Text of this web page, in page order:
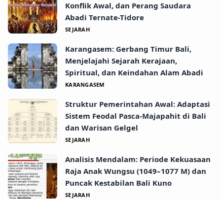
Konflik Awal, dan Perang Saudara
Abadi Ternate-Tidore
SEJARAH
Karangasem: Gerbang Timur Bali,
Menjelajahi Sejarah Kerajaan,
Spiritual, dan Keindahan Alam Abadi
KARANGASEM
Struktur Pemerintahan Awal: Adaptasi
Sistem Feodal Pasca-Majapahit di Bali
dan Warisan Gelgel
SEJARAH
Analisis Mendalam: Periode Kekuasaan
Raja Anak Wungsu (1049–1077 M) dan
Puncak Kestabilan Bali Kuno
SEJARAH